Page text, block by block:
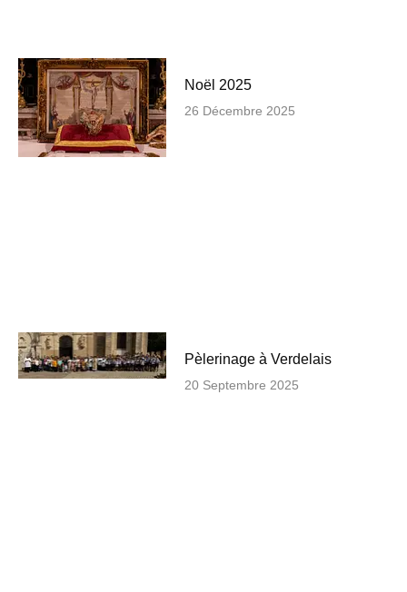
Noël 2025
26 Décembre 2025
Pèlerinage à Verdelais
20 Septembre 2025